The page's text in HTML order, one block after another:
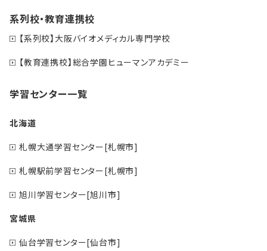
系列校・教育連携校
【系列校】大阪バイオメディカル専門学校
【教育連携校】総合学園ヒューマンアカデミー
学習センター一覧
北海道
札幌大通学習センター[札幌市]
札幌駅前学習センター[札幌市]
旭川学習センター[旭川市]
宮城県
仙台学習センター[仙台市]